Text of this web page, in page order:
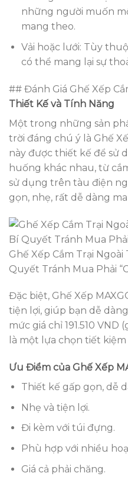
những người muốn
mang theo.
Vải hoặc lưới: Tùy
có thể mang lại sự
## Đánh Giá Ghế Xếp
Thiết Kế và Tính Năng
Một trong những sản
trời đáng chú ý là Ghế
này được thiết kế để sử
huống khác nhau, từ
sử dụng trên tàu điện
gọn, nhẹ, rất dễ dàng
Ghế Xếp Cắm Trại Ngoài
Quyết Tránh Mua Phải
Đặc biệt, Ghế Xếp
tiện lợi, giúp bạn dễ
mức giá chỉ 191.510 VND
là một lựa chọn tiết
Ưu Điểm của Ghế Xếp
Thiết kế gấp gọn, dễ
Nhẹ và tiện lợi.
Đi kèm với túi đựng.
Phù hợp với nhiều
Giá cả phải chăng.